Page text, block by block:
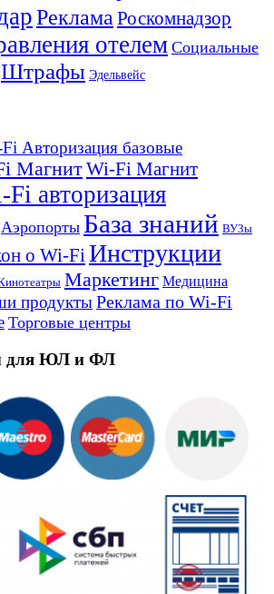
Реклама Роскомнадзор
отелем Социальные
Штрафы Эдельвейс
Авторизация базовые
МагнитWi-Fi Магнит
Fi авторизация
Аэропорты База знаний ВУЗы
о Wi-FiИнструкции
Маркетинг Медицина
продуктыРеклама по Wi-Fi
Торговые центры
для ЮЛ и ФЛ